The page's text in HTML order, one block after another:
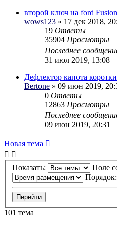
второй ключ на ford Fusion
wows123 » 17 дек 2018,
19 Ответы
35904 Просмотры
Последнее
31 июл 2019, 13:08
Дефлектор капота
Bertone » 09 июн 2019,
0 Ответы
12863 Просмотры
Последнее
09 июн 2019, 20:31
Новая тема
Показать:
Поле
Порядок:
101 тема